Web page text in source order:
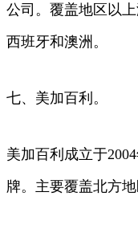
公司。覆盖地区以
西班牙和澳洲。
七、美加百利。
美加百利成立于
牌。主要覆盖北方